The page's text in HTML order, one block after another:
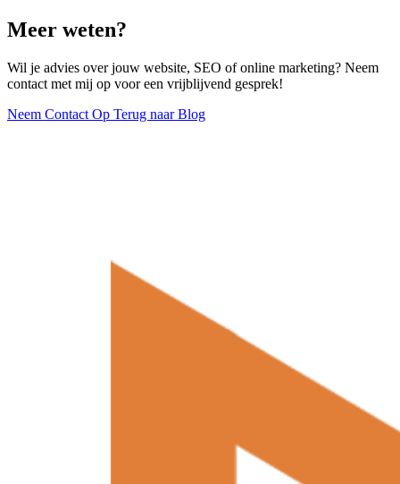
Meer weten?
Wil je advies over jouw website, SEO of online marketing? Neem
contact met mij op voor een vrijblijvend gesprek!
Neem Contact Op Terug naar Blog